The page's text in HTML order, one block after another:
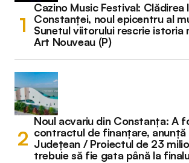
Cazino Music Festival: Clădirea
Constanței, noul epicentru al
Sunetul viitorului rescrie istoria
Art Nouveau (P)
Noul acvariu din Constanța: A
contractul de finanțare, anunță
Județean / Proiectul de 23
trebuie să fie gata până la